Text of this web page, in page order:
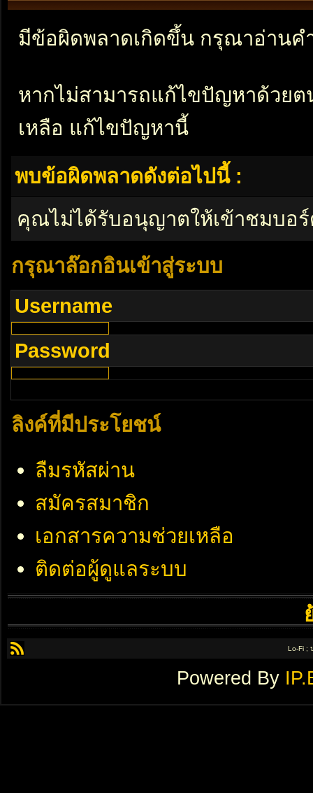
มีข้อผิดพลาดเกิดขึ้น กรุณาอ่านค
หากไม่สามารถแก้ไขปัญหาด้วย
เหลือ แก้ไขปัญหานี้
พบข้อผิดพลาดดังต่อไปนี้ :
คุณไม่ได้รับอนุญาตให้เข้าชมบอ
กรุณาล๊อกอินเข้าสู่ระบบ
Username
Password
ลิงค์ที่มีประโยชน์
ลืมรหัสผ่าน
สมัครสมาชิก
เอกสารความช่วยเหลือ
ติดต่อผู้ดูแลระบบ
Lo-Fi ;
Powered By